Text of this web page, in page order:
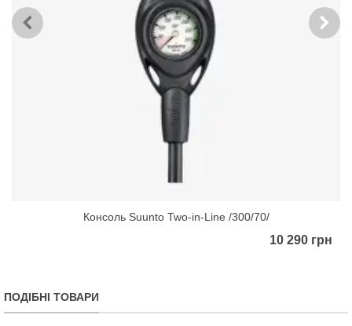
Консоль Suunto Two-in-Line /300/70/
10 290 грн
ПОДІБНІ ТОВАРИ